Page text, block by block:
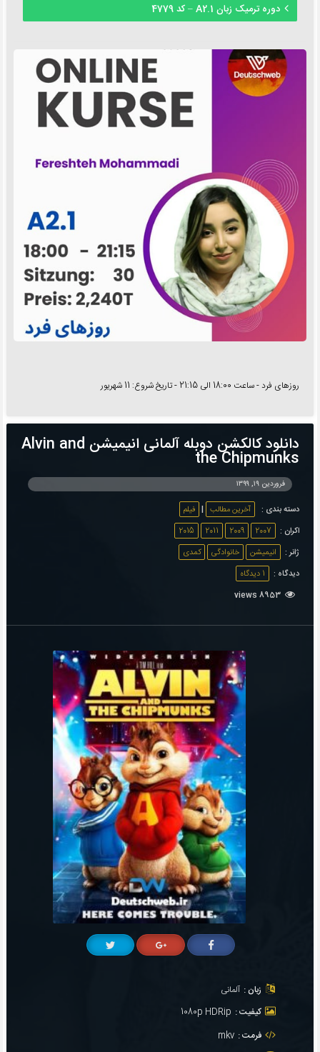
دوره ترمیک زبان A2.1 – کد 4779
روزهای فرد - ساعت 18:00 الی 21:15 - تاریخ شروع: 11 شهریور
دانلود کالکشن دوبله آلمانی انیمیشن Alvin and
the Chipmunks
فروردین ۱۹, ۱۳۹۹
دسته بندی : آخرین مطالب | فیلم
اکران :
2007
2009
2011
2015
ژانر :
انیمیشن خانوادگی
کمدی
دیدگاه :
1 دیدگاه
8953 views
زبان : آلمانی
کیفیت : 1080p HDRip
فرمت : mkv